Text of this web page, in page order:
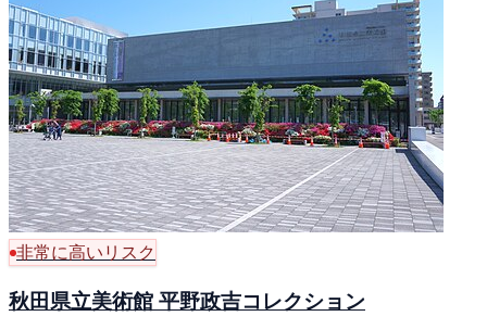
非常に高いリスク
秋田県立美術館 平野政吉コレクション